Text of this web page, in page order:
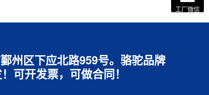
州区下应北路959号。骆驼品牌
可开发票，可做合同！
工厂微信